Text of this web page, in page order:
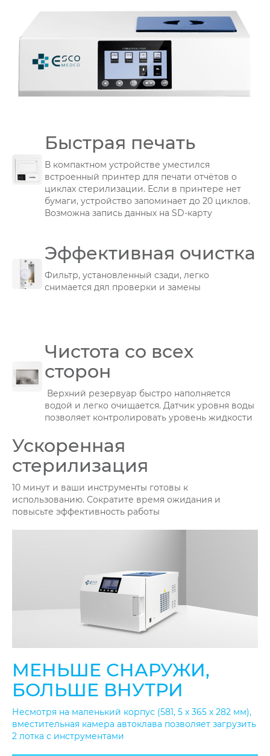
Быстрая печать
В компактном устройстве уместился
встроенный принтер для печати отчётов о
циклах стерилизации. Если в принтере нет
бумаги, устройство запоминает до 20 циклов.
Возможна запись данных на SD-карту
Эффективная очистка
Фильтр, установленный сзади, легко
снимается дял проверки и замены
Чистота со всех
сторон
Верхний резервуар быстро наполняется
водой и легко очищается. Датчик уровня воды
позволяет контролировать уровень жидкости
Ускоренная
стерилизация
10 минут и ваши инструменты готовы к
использованию. Сократите время ожидания и
повысьте эффективность работы
МЕНЬШЕ СНАРУЖИ,
БОЛЬШЕ ВНУТРИ
Несмотря на маленький корпус (581, 5 х 365 х 282 мм),
вместительная камера автоклава позволяет загрузить
2 лотка с инструментами